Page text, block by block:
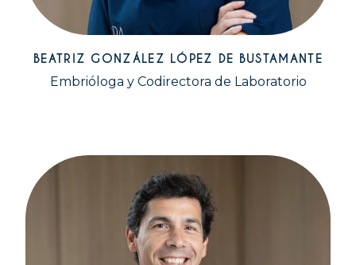
BEATRIZ GONZÁLEZ LÓPEZ DE BUSTAMANTE
Embrióloga y Codirectora de Laboratorio